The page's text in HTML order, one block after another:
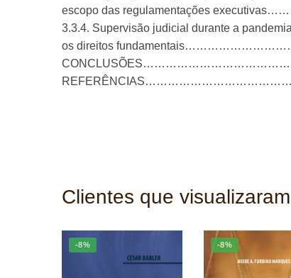
escopo das regulamentações
3.3.4. Supervisão judicial durante a
os direitos
Clientes que
-8% -8%